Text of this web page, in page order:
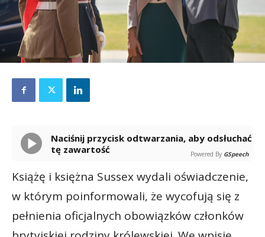
Naciśnij przycisk odtwarzania, aby odsłuchać
tę zawartość
Powered By GSpeech
Książę i księżna Sussex wydali oświadczenie,
w którym poinformowali, że wycofują się z
pełnienia oficjalnych obowiązków członków